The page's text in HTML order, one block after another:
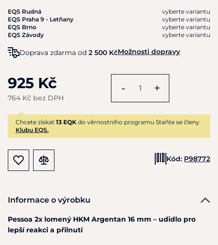
EQS Rudná
vyberte variantu
EQS Praha 9 - Letňany
vyberte variantu
EQS Brno
vyberte variantu
EQS Závody
vyberte variantu
Doprava zdarma od 2 500 KčMožnosti dopravy
925 Kč
764 Kč bez DPH
- +
Chcete získat 13 EQK do věrnostního programu Staňte se členy
Klubu EQS.
Kód: P98772
Informace o výrobku
Pessoa 2x lomený HKM Argentan 16 mm – udidlo pro
lepší reakci a přilnutí